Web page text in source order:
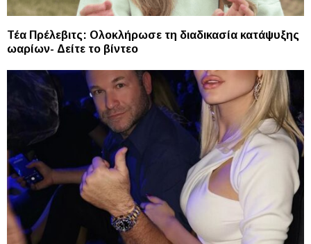
Τέα Πρέλεβιτς: Ολοκλήρωσε τη διαδικασία κατάψυξης
ωαρίων- Δείτε το βίντεο